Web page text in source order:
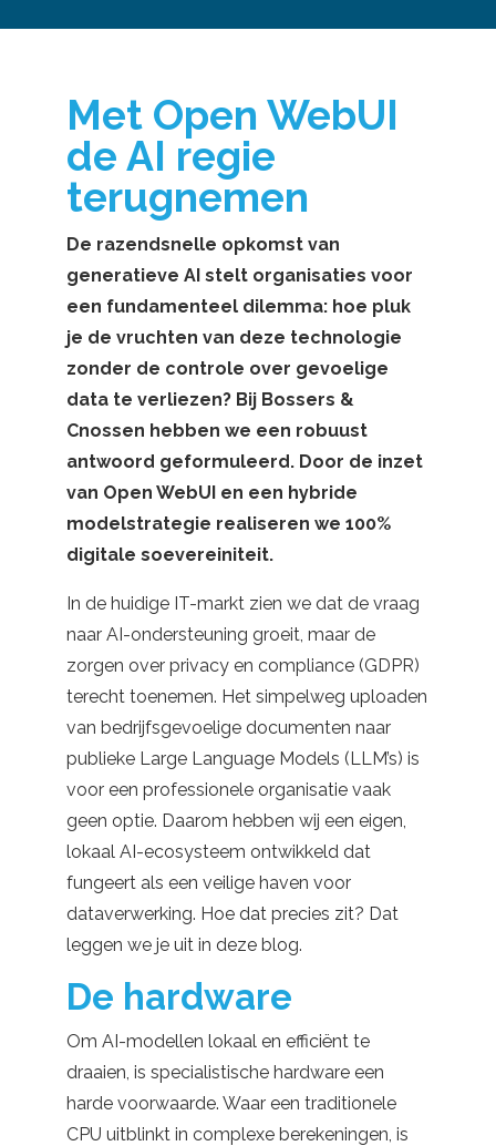
Met Open WebUI
de AI regie
terugnemen
De razendsnelle opkomst van
generatieve AI stelt organisaties voor
een fundamenteel dilemma: hoe pluk
je de vruchten van deze technologie
zonder de controle over gevoelige
data te verliezen? Bij Bossers &
Cnossen hebben we een robuust
antwoord geformuleerd. Door de inzet
van Open WebUI en een hybride
modelstrategie realiseren we 100%
digitale soevereiniteit.
In de huidige IT-markt zien we dat de vraag
naar AI-ondersteuning groeit, maar de
zorgen over privacy en compliance (GDPR)
terecht toenemen. Het simpelweg uploaden
van bedrijfsgevoelige documenten naar
publieke Large Language Models (LLM’s) is
voor een professionele organisatie vaak
geen optie. Daarom hebben wij een eigen,
lokaal AI-ecosysteem ontwikkeld dat
fungeert als een veilige haven voor
dataverwerking. Hoe dat precies zit? Dat
leggen we je uit in deze blog.
De hardware
Om AI-modellen lokaal en efficiënt te
draaien, is specialistische hardware een
harde voorwaarde. Waar een traditionele
CPU uitblinkt in complexe berekeningen, is